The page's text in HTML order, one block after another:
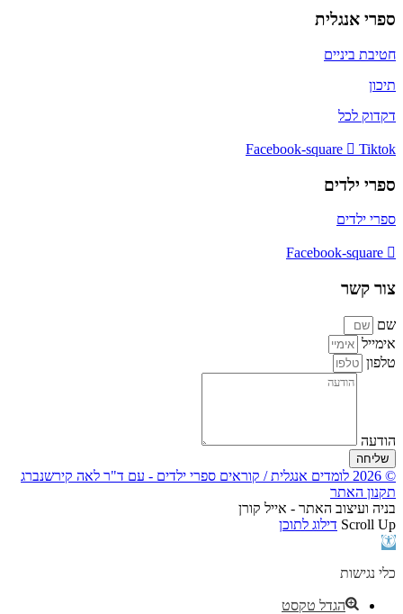
ספרי אנגלית
חטיבת ביניים
תיכון
דקדוק לכל
Facebook-square Tiktok
ספרי ילדים
ספרי ילדים
Facebook-square
צור קשר
שם
אימייל
טלפון
הודעה
שליחה
© 2026 לומדים אנגלית / קוראים ספרי ילדים - עם ד"ר לאה קירשנברג
תקנון האתר
בניה ועיצוב האתר - אייל קורן
Scroll Up דילוג לתוכן
פתח
נגישות
כלי נגישות
הגדל טקסט